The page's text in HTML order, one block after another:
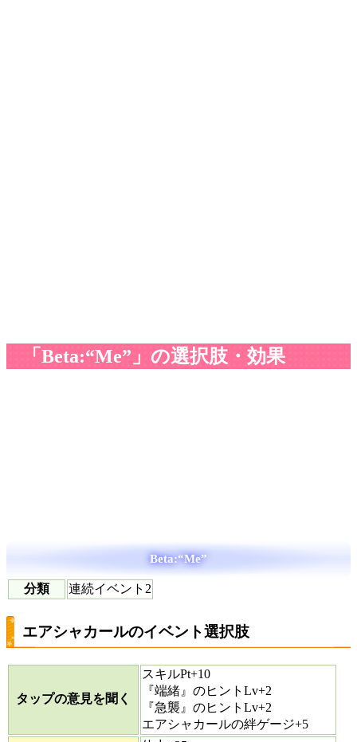
「Beta:“Me”」の選択肢・効果
Beta:“Me”
分類 連続イベント2
エアシャカールのイベント選択肢
タップの意見を聞く
スキルPt+10
『端緒』のヒントLv+2
『急襲』のヒントLv+2
エアシャカールの絆ゲージ+5